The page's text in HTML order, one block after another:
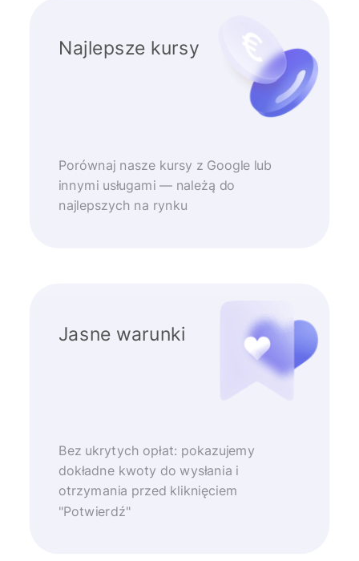
Najlepsze kursy
Porównaj nasze kursy z Google lub
innymi usługami — należą do
najlepszych na rynku
Jasne warunki
Bez ukrytych opłat: pokazujemy
dokładne kwoty do wysłania i
otrzymania przed kliknięciem
"Potwierdź"